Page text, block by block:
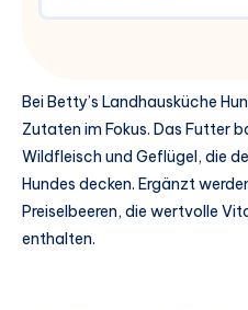
Bei Betty’s Landhausküche
Zutaten im Fokus. Das Futter
Wildfleisch und Geflügel, die
Hundes decken. Ergänzt
Preiselbeeren, die wertvolle
enthalten.